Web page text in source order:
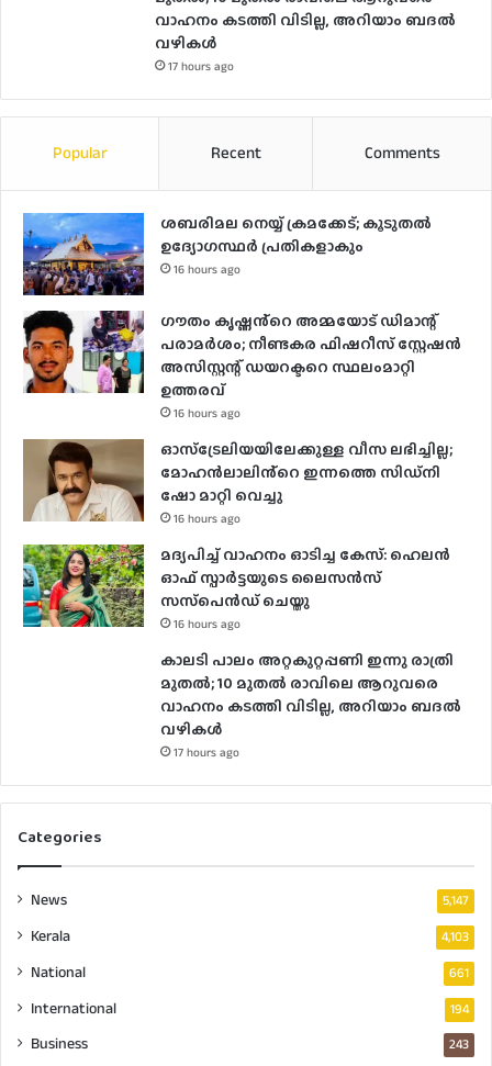
വാഹനം കടത്തി വിടില്ല, അറിയാം ബദൽ
വഴികൾ
17 hours ago
Popular Recent Comments
ശബരിമല നെയ്യ് ക്രമക്കേട്; കൂടുതൽ
ഉദ്യോഗസ്ഥർ പ്രതികളാകും
16 hours ago
ഗൗതം കൃഷ്ണൻ്റെ അമ്മയോട് ഡിമാന്റ്
പരാമർ‌ശം; നീണ്ടകര ഫിഷറീസ് സ്റ്റേഷൻ
അസിസ്റ്റന്റ് ഡയറക്ടറെ സ്ഥലംമാറ്റി
ഉത്തരവ്
16 hours ago
ഓസ്‌ട്രേലിയയിലേക്കുള്ള വീസ ലഭിച്ചില്ല;
മോഹൻലാലിൻ്റെ ഇന്നത്തെ സിഡ്നി
ഷോ മാറ്റി വെച്ചു
16 hours ago
മദ്യപിച്ച് വാഹനം ഓടിച്ച കേസ്: ഹെലന്‍
ഓഫ് സ്പാര്‍ട്ടയുടെ ലൈസന്‍സ്
സസ്‌പെന്‍ഡ് ചെയ്തു
16 hours ago
കാലടി പാലം അറ്റകുറ്റപ്പണി ഇന്നു രാത്രി
മുതല്‍; 10 മുതല്‍ രാവിലെ ആറുവരെ
വാഹനം കടത്തി വിടില്ല, അറിയാം ബദൽ
വഴികൾ
17 hours ago
Categories
News 5,147
Kerala 4,103
National 661
International 194
Business 243